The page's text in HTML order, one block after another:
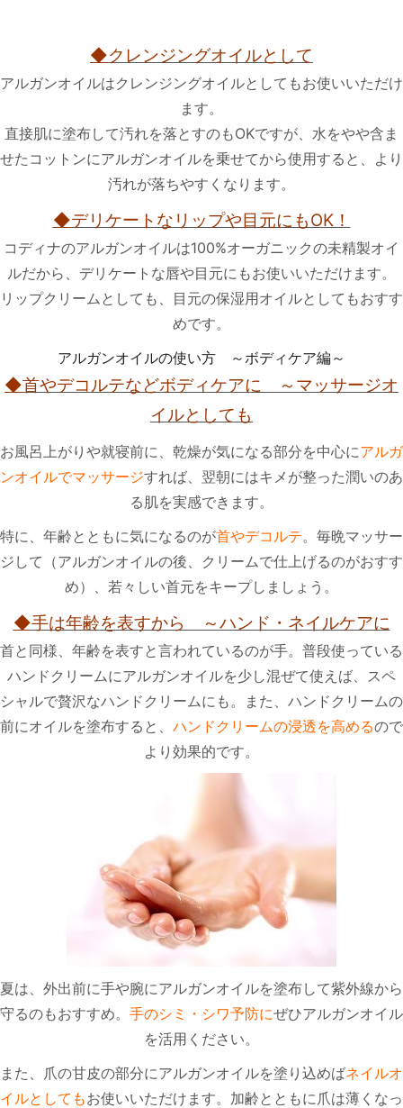
◆クレンジングオイルとして
アルガンオイルはクレンジングオイルとしてもお使いいただけ
ます。
直接肌に塗布して汚れを落とすのもOKですが、水をやや含ま
せたコットンにアルガンオイルを乗せてから使用すると、より
汚れが落ちやすくなります。
◆デリケートなリップや目元にもOK！
コディナのアルガンオイルは100%オーガニックの未精製オイ
ルだから、デリケートな唇や目元にもお使いいただけます。
リップクリームとしても、目元の保湿用オイルとしてもおすす
めです。
アルガンオイルの使い方 ～ボディケア編～
◆首やデコルテなどボディケアに ～マッサージオ
イルとしても
お風呂上がりや就寝前に、乾燥が気になる部分を中心にアルガ
ンオイルでマッサージすれば、翌朝にはキメが整った潤いのあ
る肌を実感できます。
特に、年齢とともに気になるのが首やデコルテ。毎晩マッサー
ジして（アルガンオイルの後、クリームで仕上げるのがおすす
め）、若々しい首元をキープしましょう。
◆手は年齢を表すから ～ハンド・ネイルケアに
首と同様、年齢を表すと言われているのが手。普段使っている
ハンドクリームにアルガンオイルを少し混ぜて使えば、スペ
シャルで贅沢なハンドクリームにも。また、ハンドクリームの
前にオイルを塗布すると、 ハンドクリームの浸透を高めるので
より効果的です。
夏は、外出前に手や腕にアルガンオイルを塗布して紫外線から
守るのもおすすめ。 手のシミ・シワ予防にぜひアルガンオイル
を活用ください。
また、爪の甘皮の部分にアルガンオイルを塗り込めばネイルオ
イルとしてもお使いいただけます。加齢とともに爪は薄くなっ